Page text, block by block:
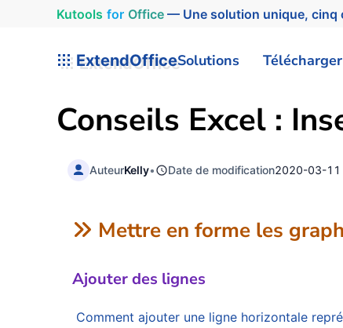
Kutools for Office— Une solution unique, cinq
ExtendOfficeSolutions Télécharger
Conseils Excel :
AuteurKelly• Date de modification2020-03-11
Mettre en forme les
Ajouter des lignes
Comment ajouter une ligne horizontale